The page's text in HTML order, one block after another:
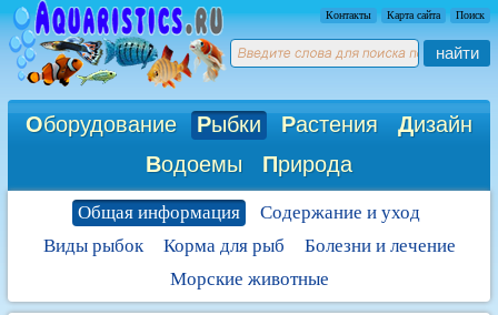
Контакты Карта сайта Поиск
найти
Оборудование Рыбки Растения Дизайн
Водоемы Природа
Общая информация
Содержание и уход
Виды рыбок
Корма для рыб
Болезни и лечение
Морские животные